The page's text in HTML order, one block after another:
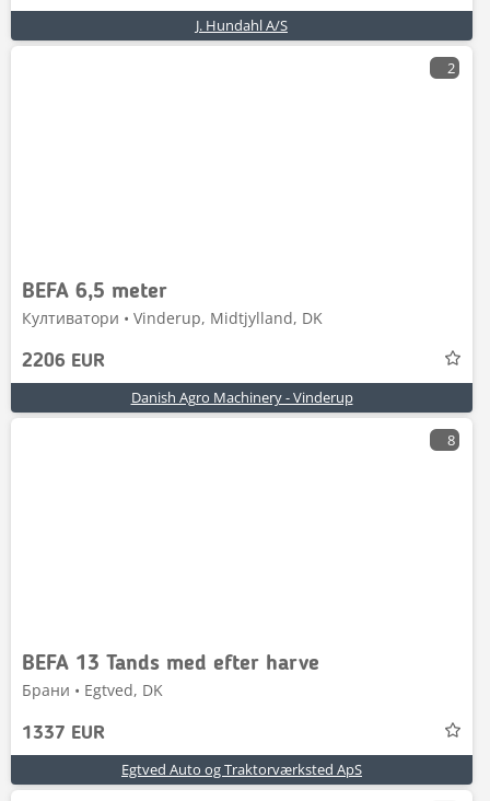
J. Hundahl A/S
2
BEFA 6,5 meter
Култиватори • Vinderup, Midtjylland, DK
2206 EUR
Danish Agro Machinery - Vinderup
8
BEFA 13 Tands med efter harve
Брани • Egtved, DK
1337 EUR
Egtved Auto og Traktorværksted ApS